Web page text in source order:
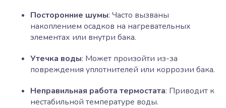
Посторонние шумы: Часто вызваны
накоплением осадков на нагревательных
элементах или внутри бака.
Утечка воды: Может произойти из-за
повреждения уплотнителей или коррозии бака.
Неправильная работа термостата: Приводит к
нестабильной температуре воды.